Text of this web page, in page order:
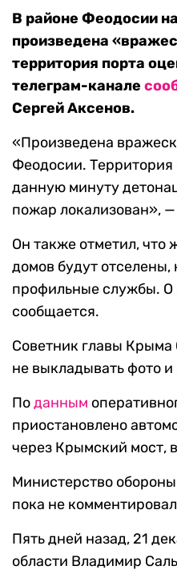
В районе Феодосии
произведена
территория порта
телеграм-канале
Сергей Аксенов.
«Произведена
Феодосии. Территория
данную минуту
пожар локализован»,
Он также отметил, что
домов будут отселены,
профильные службы. О
сообщается.
Советник главы Крыма
не выкладывать фото
Поданным
приостановлено
через Крымский мост,
Министерство
пока не
Пять дней назад, 21
области Владимир